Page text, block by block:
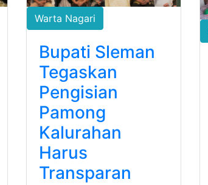
Warta Nagari
Bupati Sleman
Tegaskan
Pengisian
Pamong
Kalurahan
Harus
Transparan